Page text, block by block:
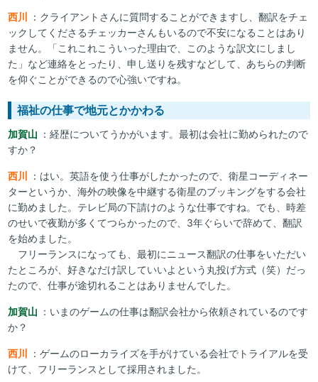
西川
：クライアントさんに質問することができますし、翻訳をチェ
ックしてくださるチェッカーさんもいるので不安になることはあり
ません。「これこれこういった理由で、このような訳文にしまし
た」など連絡をとったり、申し送りを残すなどして、あちらの判断
を仰ぐことができるので心強いですね。
福祉の仕事で地元とかかわる
加賀山 ：経歴についてうかがいます。最初は会社に勤められたので
すか？
西川
：はい。英語を使う仕事がしたかったので、衛星コーディネー
ターというか、海外の映像を中継する衛星のブッキングをする会社
に勤めました。テレビ局の下請けのような仕事ですね。でも、時差
のせいで夜勤が多くてつらかったので、3年ぐらいで辞めて、翻訳
を始めました。
フリーランスになっても、最初にニュース翻訳の仕事をいただい
たところが、好きなだけ訳していいよという丸投げ方式（笑）だっ
たので、仕事が途切れることはありませんでした。
加賀山 ：いまのゲームの仕事は翻訳会社から依頼されているのです
か？
西川
：ゲームのローカライズを手がけている会社でトライアルを受
けて、フリーランスとして採用されました。